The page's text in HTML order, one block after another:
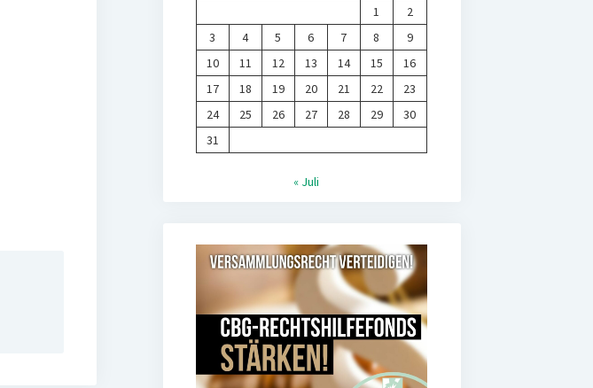
1
2
3
4 5 6 7 8
9
10
11 12 13 14 15
16
17
18 19 20 21 22
23
24
25 26 27 28 29
30
31
« Juli